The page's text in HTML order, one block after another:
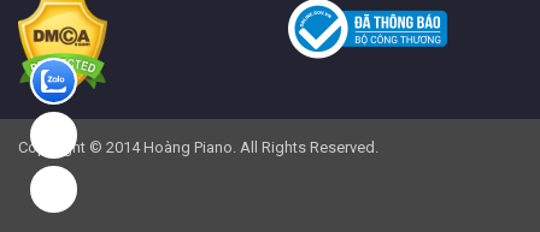
Copyright © 2014 Hoàng Piano. All Rights Reserved.